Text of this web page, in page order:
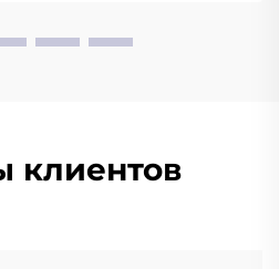
клиентов